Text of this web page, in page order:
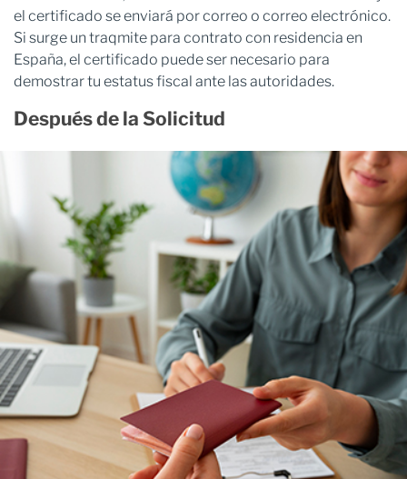
el certificado se enviará por correo o correo electrónico.
Si surge un traqmite para contrato con residencia en
España, el certificado puede ser necesario para
demostrar tu estatus fiscal ante las autoridades.
Después de la Solicitud